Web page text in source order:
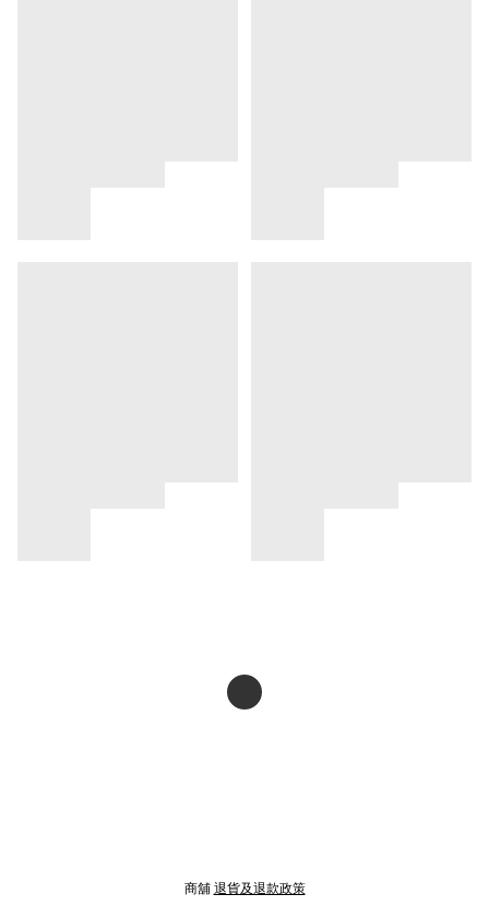
商舖 退貨及退款政策